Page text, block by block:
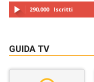
290,000 Iscritti
GUIDA TV